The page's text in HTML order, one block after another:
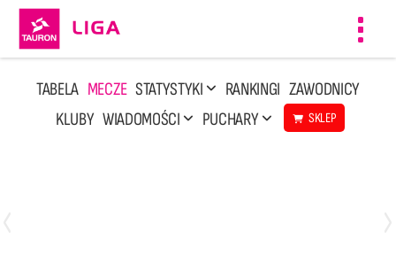
TABELA MECZE STATYSTYKI RANKINGI ZAWODNICY
KLUBY WIADOMOŚCI PUCHARY SKLEP